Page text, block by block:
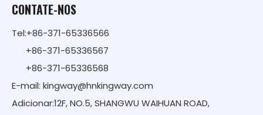
CONTATE-NOS
Tel:+86-371-65336566
+86-371-65336567
+86-371-65336568
E-mail: kingway@hnkingway.com
Adicionar:12F, NO.5, SHANGWU WAIHUAN ROAD,